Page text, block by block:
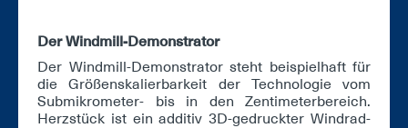
Der Wind­mill-De­mons­tra­tor
Der Wind­mill-De­mons­tra­tor steht bei­spiel­haft für
die Grö­ßen­ska­lier­bar­keit der Tech­no­lo­gie vom
Sub­mi­kro­me­ter- bis in den Zen­ti­me­ter­be­reich.
Herz­stück ist ein ad­di­tiv 3D-ge­druck­ter Wind­rad-